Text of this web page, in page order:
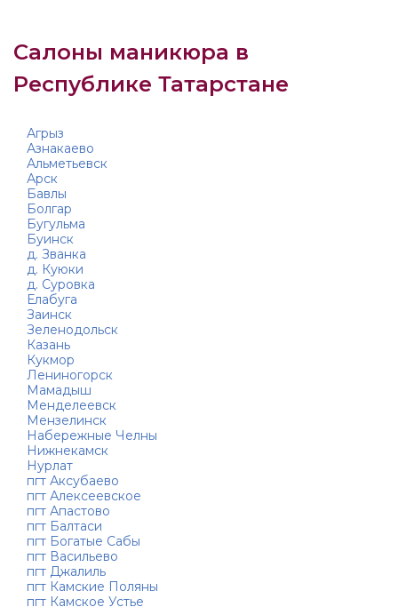
Салоны маникюра в
Республике Татарстане
Агрыз
Азнакаево
Альметьевск
Арск
Бавлы
Болгар
Бугульма
Буинск
д. Званка
д. Куюки
д. Суровка
Елабуга
Заинск
Зеленодольск
Казань
Кукмор
Лениногорск
Мамадыш
Менделеевск
Мензелинск
Набережные Челны
Нижнекамск
Нурлат
пгт Аксубаево
пгт Алексеевское
пгт Апастово
пгт Балтаси
пгт Богатые Сабы
пгт Васильево
пгт Джалиль
пгт Камские Поляны
пгт Камское Устье